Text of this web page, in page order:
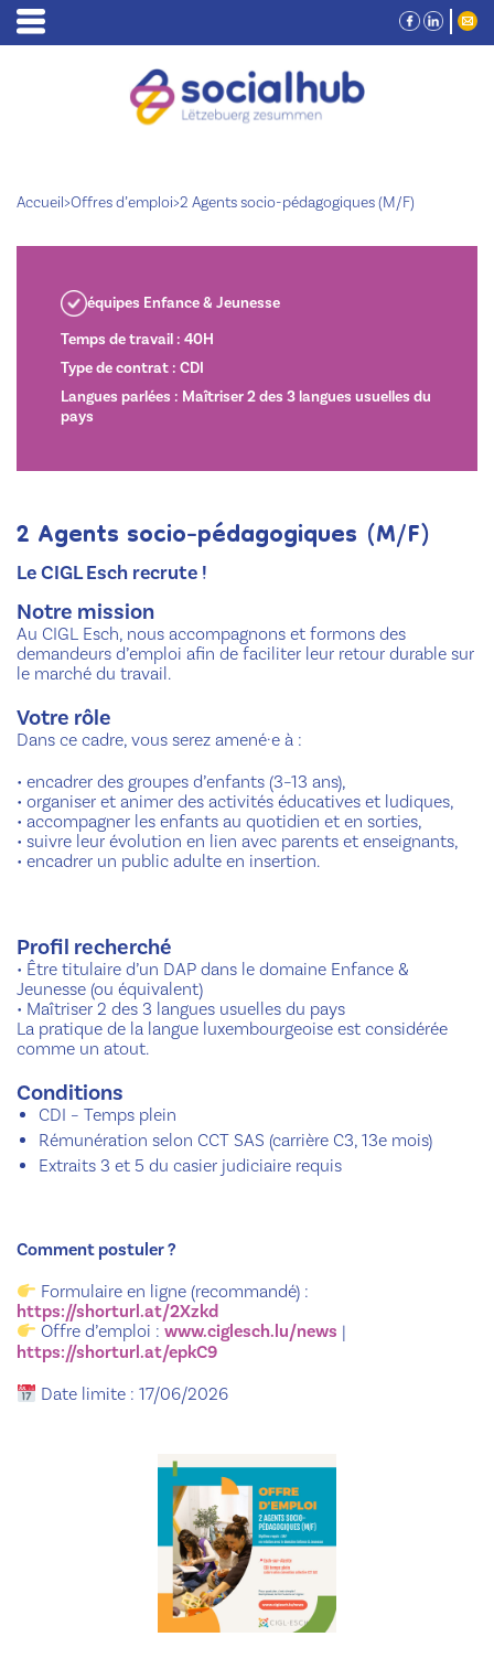
Accueil>Offres d’emploi>2 Agents socio-pédagogiques (M/F)
équipes Enfance & Jeunesse
Temps de travail : 40H
Type de contrat : CDI
Langues parlées : Maîtriser 2 des 3 langues usuelles du
pays
2 Agents socio-pédagogiques (M/F)
Le CIGL Esch recrute !
Notre mission
Au CIGL Esch, nous accompagnons et formons des
demandeurs d’emploi afin de faciliter leur retour durable sur
le marché du travail.
Votre rôle
Dans ce cadre, vous serez amené·e à :
• encadrer des groupes d’enfants (3–13 ans),
• organiser et animer des activités éducatives et ludiques,
• accompagner les enfants au quotidien et en sorties,
• suivre leur évolution en lien avec parents et enseignants,
• encadrer un public adulte en insertion.
Profil recherché
• Être titulaire d’un DAP dans le domaine Enfance &
Jeunesse (ou équivalent)
• Maîtriser 2 des 3 langues usuelles du pays
La pratique de la langue luxembourgeoise est considérée
comme un atout.
Conditions
CDI – Temps plein
Rémunération selon CCT SAS (carrière C3, 13e mois)
Extraits 3 et 5 du casier judiciaire requis
Comment postuler ?
Formulaire en ligne (recommandé) :
https://shorturl.at/2Xzkd
Offre d’emploi :www.ciglesch.lu/news |
https://shorturl.at/epkC9
Date limite : 17/06/2026